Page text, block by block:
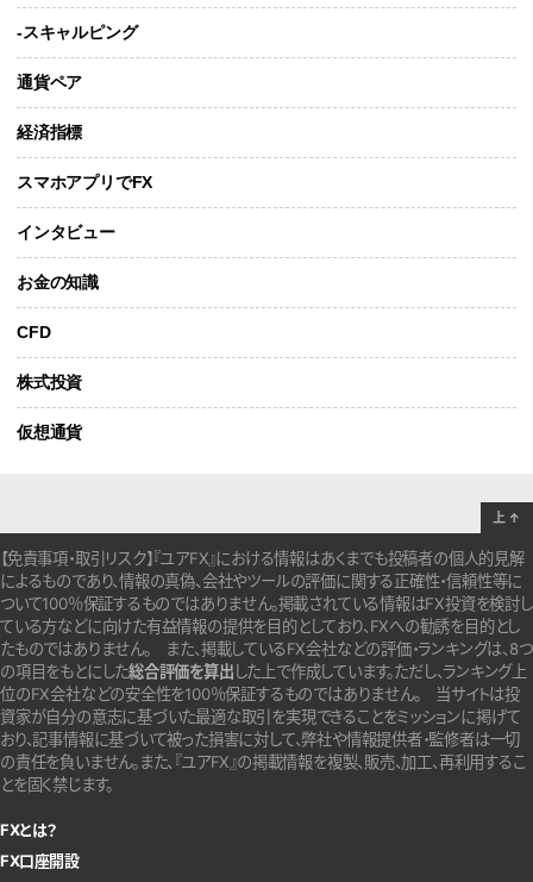
-スキャルピング
通貨ペア
経済指標
スマホアプリでFX
インタビュー
お金の知識
CFD
株式投資
仮想通貨
【免責事項・取引リスク】『ユアFX』における情報はあくまでも投稿者の個人的見解
によるものであり、情報の真偽、会社やツールの評価に関する正確性・信頼性等に
ついて100％保証するものではありません。掲載されている情報はFX投資を検討し
ている方などに向けた有益情報の提供を目的としており、FXへの勧誘を目的とし
たものではありません。 また、掲載しているFX会社などの評価・ランキングは、8つ
の項目をもとにした総合評価を算出 した上で作成しています。ただし、ランキング上
位のFX会社などの安全性を100％保証するものではありません。
当サイトは投
資家が自分の意志に基づいた最適な取引を実現できることをミッションに掲げて
おり、記事情報に基づいて被った損害に対して、弊社や情報提供者・監修者は一切
の責任を負いません。また、『ユアFX』の掲載情報を複製、販売、加工、再利用するこ
とを固く禁じます。
FXとは？
FX口座開設
上 ↑